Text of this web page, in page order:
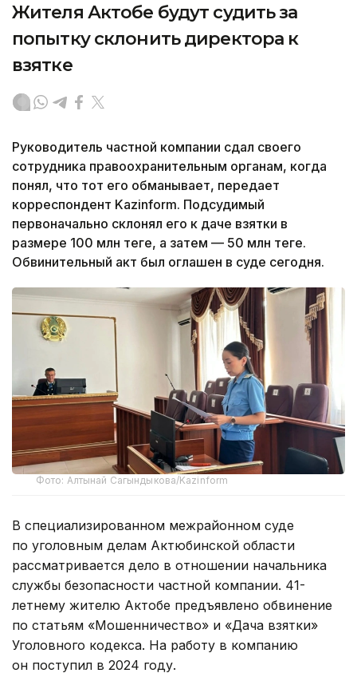
Жителя Актобе будут судить за
попытку склонить директора к
взятке
Руководитель частной компании сдал своего
сотрудника правоохранительным органам, когда
понял, что тот его обманывает, передает
корреспондент Kazinform. Подсудимый
первоначально склонял его к даче взятки в
размере 100 млн теңге, а затем — 50 млн теңге.
Обвинительный акт был оглашен в суде сегодня.
Фото: Алтынай Сагындыкова/Kazinform
В специализированном межрайонном суде
по уголовным делам Актюбинской области
рассматривается дело в отношении начальника
службы безопасности частной компании. 41-
летнему жителю Актобе предъявлено обвинение
по статьям «Мошенничество» и «Дача взятки»
Уголовного кодекса. На работу в компанию
он поступил в 2024 году.